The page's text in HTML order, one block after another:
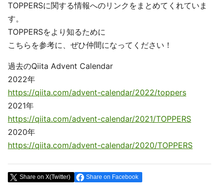
TOPPERSに関する情報へのリンクをまとめてくれていま
す。
TOPPERSをより知るために
こちらを参考に、ぜひ仲間になってください！
過去のQiita Advent Calendar
2022年
https://qiita.com/advent-calendar/2022/toppers
2021年
https://qiita.com/advent-calendar/2021/TOPPERS
2020年
https://qiita.com/advent-calendar/2020/TOPPERS
Share on X(Twitter) Share on Facebook